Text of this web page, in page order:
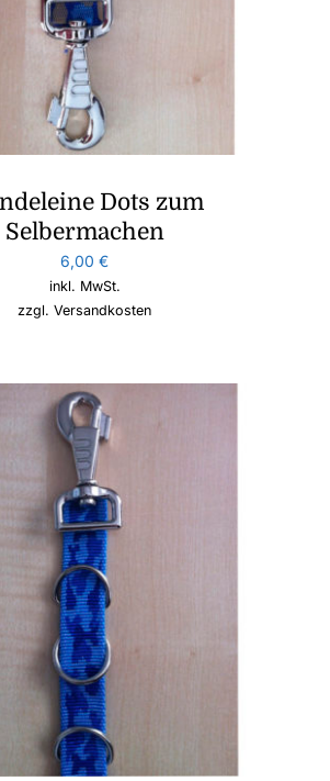
Dots zum
Selbermachen
6,00 €
inkl. MwSt.
zzgl. Versandkosten